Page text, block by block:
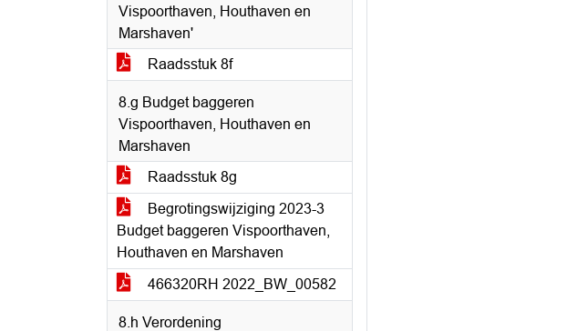
Vispoorthaven, Houthaven en
Marshaven'
Raadsstuk 8f
8.g Budget baggeren
Vispoorthaven, Houthaven en
Marshaven
Raadsstuk 8g
Begrotingswijziging 2023-3
Budget baggeren Vispoorthaven,
Houthaven en Marshaven
466320RH 2022_BW_00582
8.h Verordening